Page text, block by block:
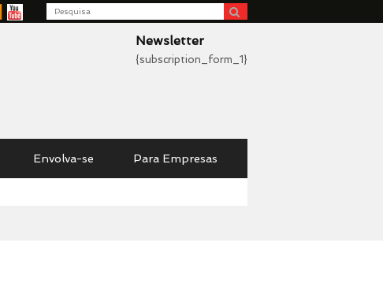
YouTube
Search
Newsletter
{subscription_form_1}
Envolva-se Para Empresas